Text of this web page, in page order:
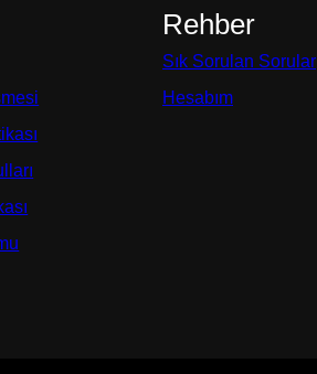
Rehber
Sık Sorulan Sorular
Hesabım